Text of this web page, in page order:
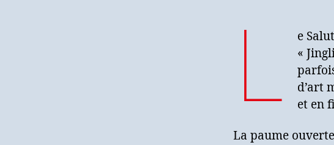
L
e
«
d’art
et en
La paume